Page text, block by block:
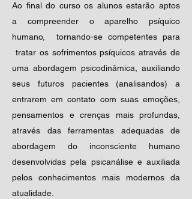
Ao final do curso os alunos estarão aptos
a compreender o aparelho psíquico
humano, tornando-se competentes para
tratar os sofrimentos psíquicos através de
uma abordagem psicodinâmica, auxiliando
seus futuros pacientes (analisandos) a
entrarem em contato com suas emoções,
pensamentos e crenças mais profundas,
através das ferramentas adequadas de
abordagem do inconsciente humano
desenvolvidas pela psicanálise e auxiliada
pelos conhecimentos mais modernos da
atualidade.